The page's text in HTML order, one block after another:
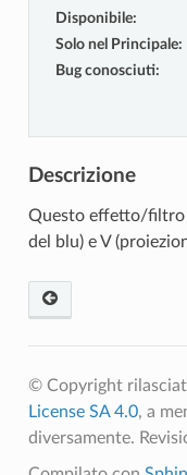
Disponibile:
Solo nel Principale:
Bug conosciuti:
Descrizione
Questo effetto/filtro
del blu) e V
© Copyright
License SA 4.0, a
diversamente.